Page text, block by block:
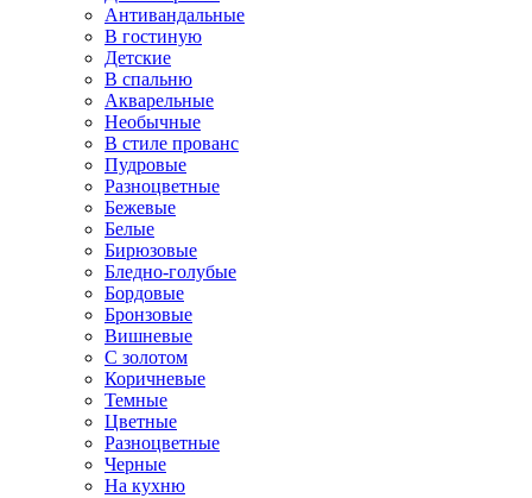
Антивандальные
В гостиную
Детские
В спальню
Акварельные
Необычные
В стиле прованс
Пудровые
Разноцветные
Бежевые
Белые
Бирюзовые
Бледно-голубые
Бордовые
Бронзовые
Вишневые
С золотом
Коричневые
Темные
Цветные
Разноцветные
Черные
На кухню